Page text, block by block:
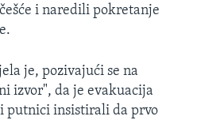
i naredili pokretanje
je, pozivajući se na
izvor", da je evakuacija
putnici insistirali da prvo